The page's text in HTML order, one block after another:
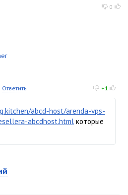
0
+1
Ответить
abcd-host/arenda-vps-
abcdhost.html которые